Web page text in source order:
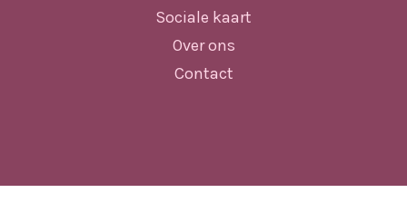
Sociale kaart
Over ons
Contact